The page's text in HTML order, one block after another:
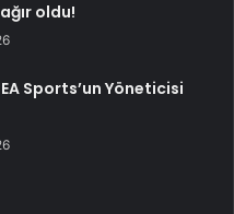
oldu!
EA Sports’un Yöneticisi